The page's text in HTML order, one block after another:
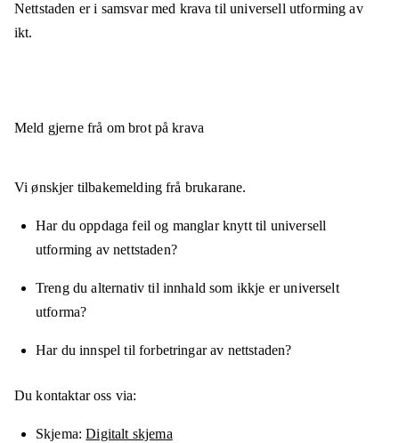
Nettstaden eri samsvarmed krava til universell utforming av
ikt.
Meld gjerne frå om brot på krava
Vi ønskjer tilbakemelding frå brukarane.
Har du oppdaga feil og manglar knytt til universell
utforming av nettstaden?
Treng du alternativ til innhald som ikkje er universelt
utforma?
Har du innspel til forbetringar av nettstaden?
Du kontaktar oss via:
Skjema Digitalt skjema